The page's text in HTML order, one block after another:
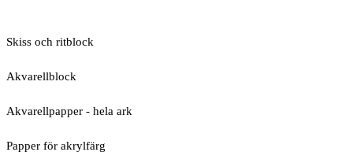
Skiss och ritblock
Akvarellblock
Akvarellpapper - hela ark
Papper för akrylfärg